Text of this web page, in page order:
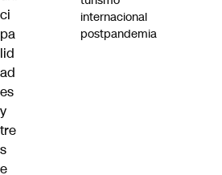
ci
pa
lid
ad
es
y
tre
s
e
internacional
postpandemia